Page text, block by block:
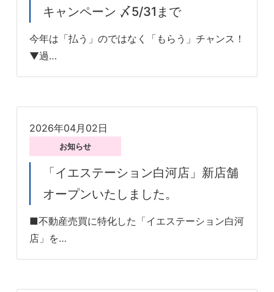
キャンペーン 〆5/31まで
今年は「払う」のではなく「もらう」チャンス！
▼過…
2026年04月02日
お知らせ
「イエステーション白河店」新店舗
オープンいたしました。
■不動産売買に特化した「イエステーション白河
店」を…